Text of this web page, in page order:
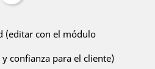
(editar con el módulo
confianza para el cliente)